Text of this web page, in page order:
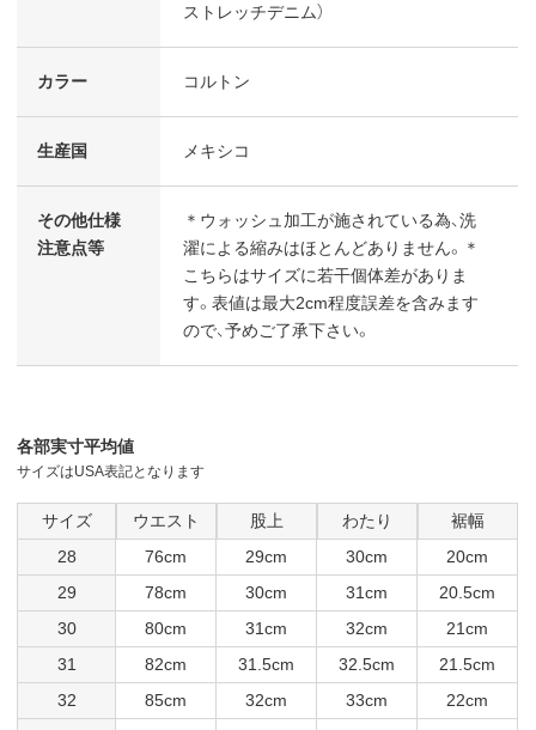
ストレッチデニム）
カラー コルトン
生産国 メキシコ
その他仕様
注意点等
＊ウォッシュ加工が施されている為、洗
濯による縮みはほとんどありません。＊
こちらはサイズに若干個体差がありま
す。表値は最大2cm程度誤差を含みます
ので、予めご了承下さい。
各部実寸平均値
サイズはUSA表記となります
サイズ ウエスト 股上 わたり
裾幅
28
76cm 29cm 30cm
20cm
29
78cm 30cm 31cm
20.5cm
30
80cm 31cm 32cm
21cm
31
82cm 31.5cm 32.5cm
21.5cm
32
85cm 32cm 33cm
22cm